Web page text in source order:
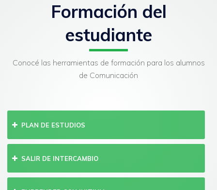
Formación del
estudiante
Conocé las herramientas de formación para los alumnos
de Comunicación
PLAN DE ESTUDIOS
SALIR DE INTERCAMBIO